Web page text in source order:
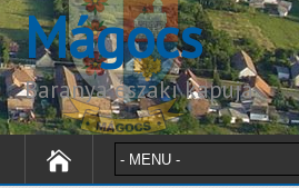
Mágocs
Baranya északi kapuja